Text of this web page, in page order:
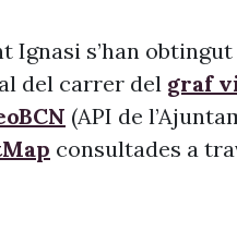
Ignasi s’han
del carrer del graf
(API de
consultades a